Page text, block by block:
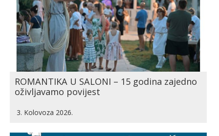
ROMANTIKA U SALONI – 15 godina zajedno
oživljavamo povijest
3. Kolovoza 2026.